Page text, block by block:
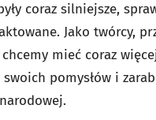
coraz silniejsze,
Jako twórcy,
mieć coraz
pomysłów i